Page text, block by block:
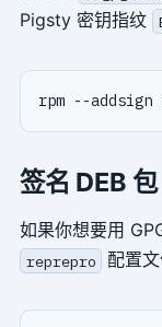
Pigsty 密钥指纹
签名 DEB 包
如果你想要用
reprepro 配置